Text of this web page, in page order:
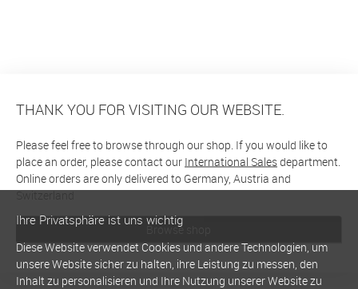
THANK YOU FOR VISITING OUR WEBSITE.
Please feel free to browse through our shop. If you would like to
place an order, please contact our International Salesdepartment.
Online orders are only delivered to Germany, Austria and
Switzerland
Browse shop
Ihre Privatsphäre ist uns wichtig
Diese Website verwendet Cookies und andere Technologien, um
unsere Website sicher zu halten, ihre Leistung zu messen, den
Inhalt zu personalisieren und Ihre Nutzung unserer Website zu